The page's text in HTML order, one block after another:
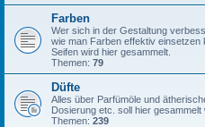
Farben
Wer sich in der Gestaltung
wie man Farben effektiv einsetzen
Seifen wird hier gesammelt.
Themen: 79
Düfte
Alles über Parfümöle und
Dosierung etc. soll hier gesammelt
Themen: 239